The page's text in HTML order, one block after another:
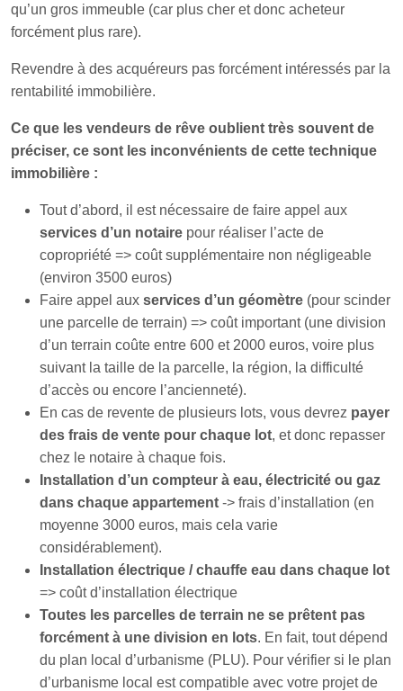
qu’un gros immeuble (car plus cher et donc acheteur
forcément plus rare).
Revendre à des acquéreurs pas forcément intéressés par la
rentabilité immobilière.
Ce que les vendeurs de rêve oublient très souvent de
préciser, ce sont les inconvénients de cette technique
immobilière :
Tout d’abord, il est nécessaire de faire appel aux
services d’un notaire pour réaliser l’acte de
copropriété => coût supplémentaire non négligeable
(environ 3500 euros)
Faire appel aux services d’un géomètre (pour scinder
une parcelle de terrain) => coût important (une division
d’un terrain coûte entre 600 et 2000 euros, voire plus
suivant la taille de la parcelle, la région, la difficulté
d’accès ou encore l’ancienneté).
En cas de revente de plusieurs lots, vous devrez payer
des frais de vente pour chaque lot, et donc repasser
chez le notaire à chaque fois.
Installation d’un compteur à eau, électricité ou gaz
dans chaque appartement -> frais d’installation (en
moyenne 3000 euros, mais cela varie
considérablement).
Installation électrique / chauffe eau dans chaque lot
=> coût d’installation électrique
Toutes les parcelles de terrain ne se prêtent pas
forcément à une division en lots. En fait, tout dépend
du plan local d’urbanisme (PLU). Pour vérifier si le plan
d’urbanisme local est compatible avec votre projet de